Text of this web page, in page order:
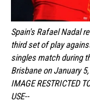
Spain's Rafael Nadal
third set of play
singles match during
Brisbane on January
IMAGE RESTRICTED
USE--